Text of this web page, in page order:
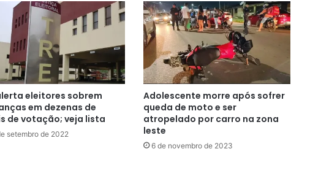
eleitores sobrem
em dezenas de
de votação; veja lista
setembro de 2022
Adolescente morre após sofrer
queda de moto e ser
atropelado por carro na zona
leste
6 de novembro de 2023